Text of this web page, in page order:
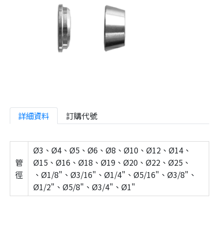
詳細資料 訂購代號
管
徑
Ø3、Ø4、Ø5、Ø6、Ø8、Ø10、Ø12、Ø14、
Ø15、Ø16、Ø18、Ø19、Ø20、Ø22、Ø25、
、Ø1/8"、Ø3/16"、Ø1/4"、Ø5/16"、Ø3/8"、
Ø1/2"、Ø5/8"、Ø3/4"、Ø1"